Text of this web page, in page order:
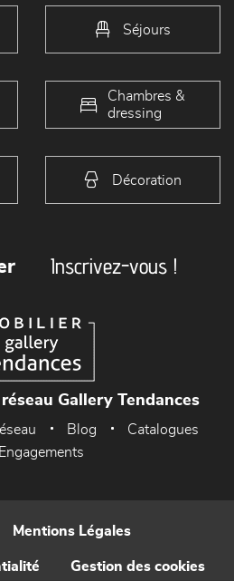
Séjours
Chambres &
dressing
Décoration
Inscrivez-vous !
Gallery Tendances
Blog
Catalogues
Engagements
Mentions Légales
Gestion des cookies